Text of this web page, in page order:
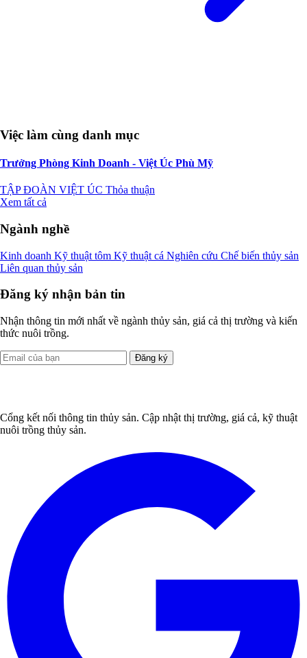
Việc làm cùng danh mục
Trưởng Phòng Kinh Doanh - Việt Úc Phù Mỹ
TẬP ĐOÀN VIỆT ÚC Thỏa thuận
Xem tất cả
Ngành nghề
Kinh doanh Kỹ thuật tôm Kỹ thuật cá Nghiên cứu Chế biến thủy sản
Liên quan thủy sản
Đăng ký nhận bản tin
Nhận thông tin mới nhất về ngành thủy sản, giá cả thị trường và kiến
thức nuôi trồng.
Đăng ký
Cổng kết nối thông tin thủy sản. Cập nhật thị trường, giá cả, kỹ thuật
nuôi trồng thủy sản.